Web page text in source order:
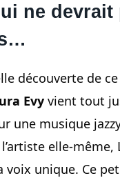
ne
découverte de
Evy vient tout
une musique
elle-
voix unique. Ce